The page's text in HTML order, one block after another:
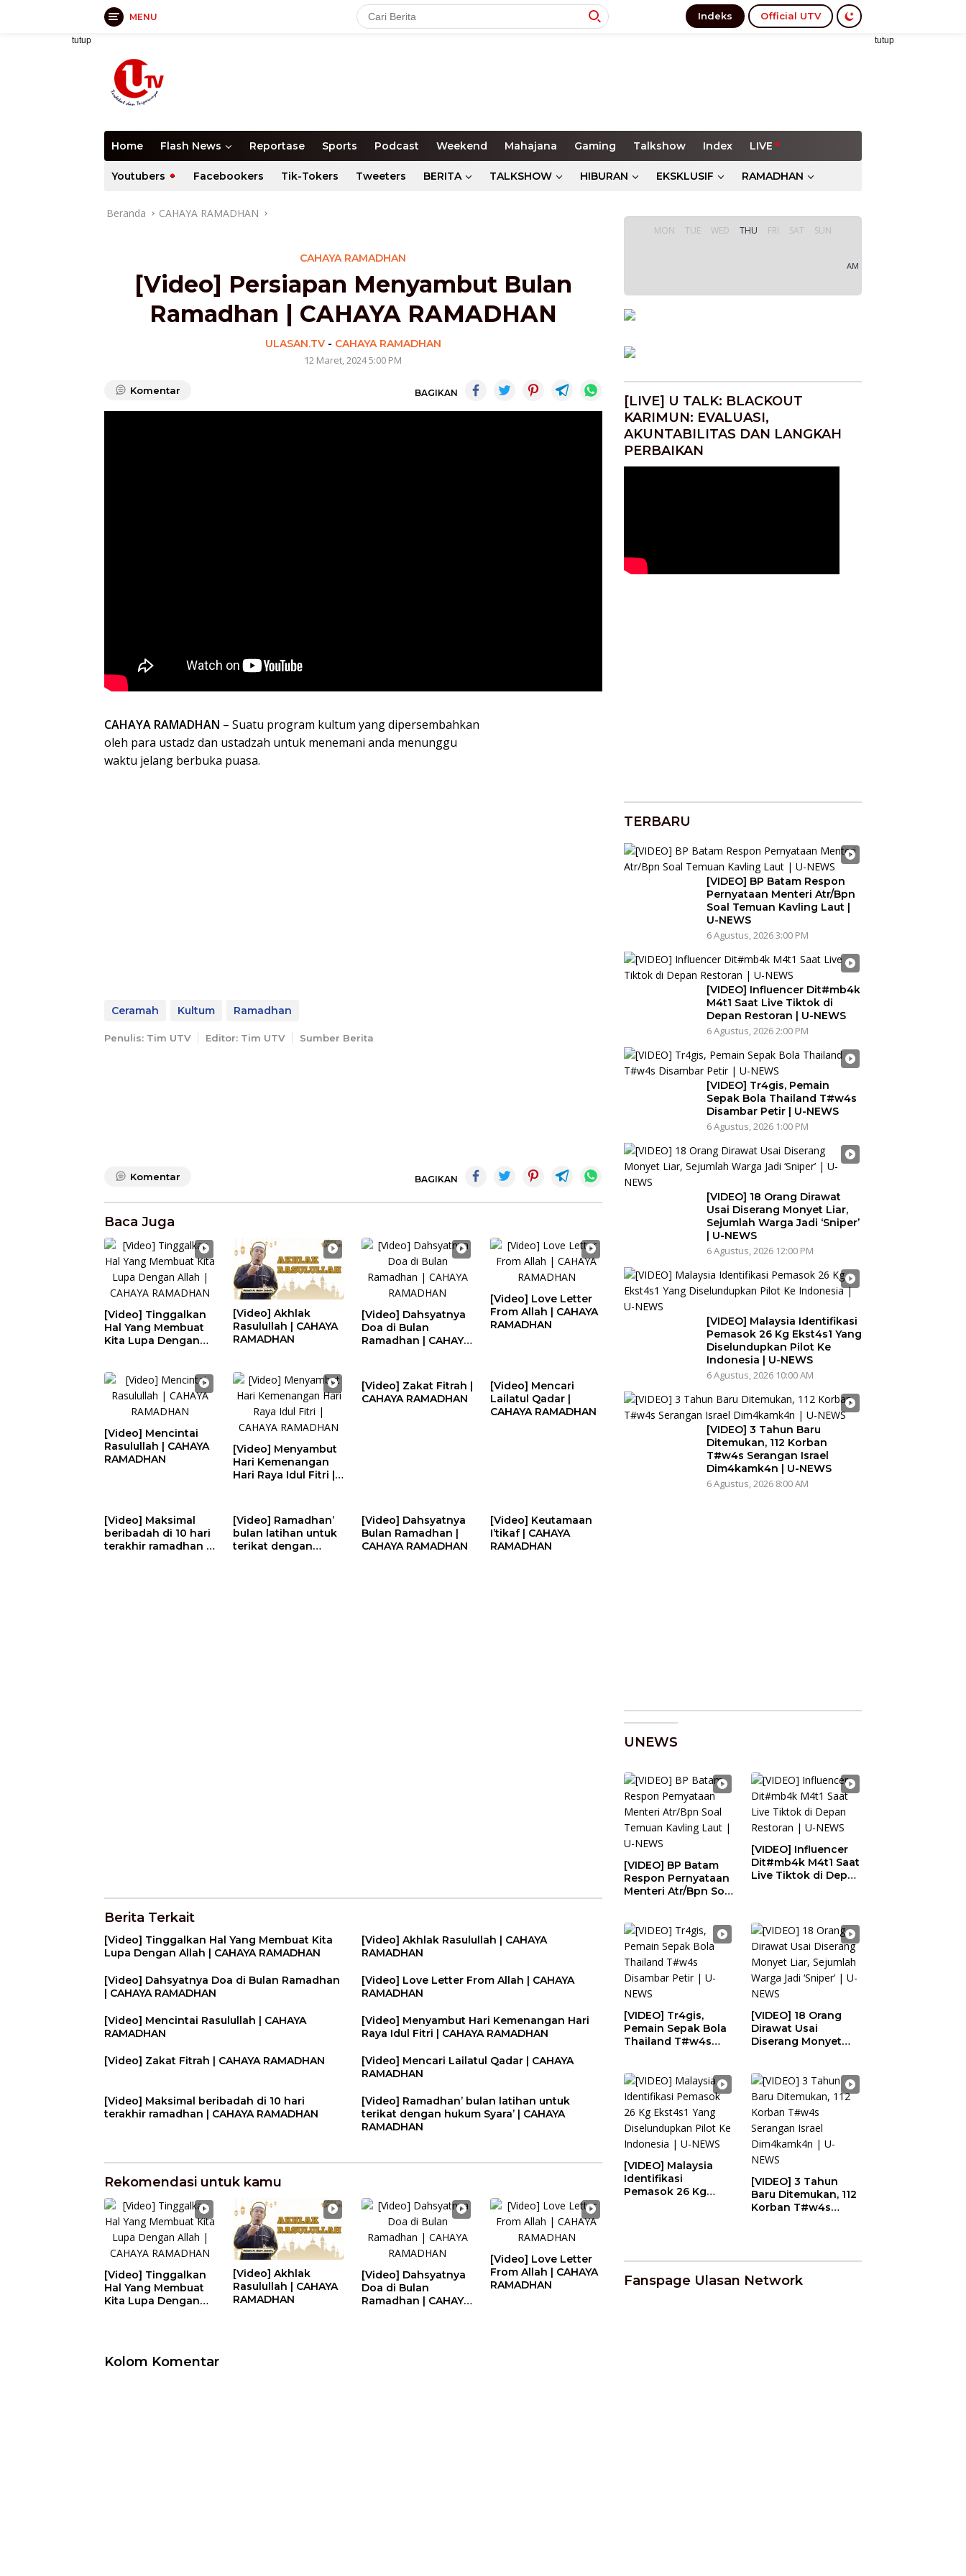
MENU Indeks Official UTV
tutup tutup
Home Flash News Reportase Sports Podcast Weekend Mahajana Gaming Talkshow Index LIVE
Youtubers Facebookers Tik-Tokers Tweeters BERITA TALKSHOW HIBURAN EKSKLUSIF RAMADHAN
Beranda CAHAYA RAMADHAN
CAHAYA RAMADHAN
[Video] Persiapan Menyambut Bulan
Ramadhan | CAHAYA RAMADHAN
ULASAN.TV- CAHAYA RAMADHAN
12 Maret, 2024 5:00 PM
Komentar BAGIKAN
CAHAYA RAMADHAN – Suatu program kultum yang dipersembahkan
oleh para ustadz dan ustadzah untuk menemani anda menunggu
waktu jelang berbuka puasa.
Ceramah Kultum Ramadhan
Penulis: Tim UTV Editor: Tim UTV Sumber Berita
Komentar BAGIKAN
Baca Juga
[Video] Tinggalkan
Hal Yang Membuat
Kita Lupa Dengan
[Video] Akhlak
Rasulullah | CAHAYA
RAMADHAN
[Video] Dahsyatnya
Doa di Bulan
Ramadhan | CAHAYA
[Video] Love Letter
From Allah | CAHAYA
RAMADHAN
[Video] Mencintai
Rasulullah | CAHAYA
RAMADHAN
[Video] Menyambut
Hari Kemenangan
Hari Raya Idul Fitri |
[Video] Zakat Fitrah |
CAHAYA RAMADHAN
[Video] Mencari
Lailatul Qadar |
CAHAYA RAMADHAN
[Video] Maksimal
beribadah di 10 hari
terakhir ramadhan |
[Video] Ramadhan’
bulan latihan untuk
terikat dengan
[Video] Dahsyatnya
Bulan Ramadhan |
CAHAYA RAMADHAN
[Video] Keutamaan
I’tikaf | CAHAYA
RAMADHAN
Berita Terkait
[Video] Tinggalkan Hal Yang Membuat Kita
Lupa Dengan Allah | CAHAYA RAMADHAN
[Video] Akhlak Rasulullah | CAHAYA
RAMADHAN
[Video] Dahsyatnya Doa di Bulan Ramadhan
| CAHAYA RAMADHAN
[Video] Love Letter From Allah | CAHAYA
RAMADHAN
[Video] Mencintai Rasulullah | CAHAYA
RAMADHAN
[Video] Menyambut Hari Kemenangan Hari
Raya Idul Fitri | CAHAYA RAMADHAN
[Video] Zakat Fitrah | CAHAYA RAMADHAN
[Video] Mencari Lailatul Qadar | CAHAYA
RAMADHAN
[Video] Maksimal beribadah di 10 hari
terakhir ramadhan | CAHAYA RAMADHAN
[Video] Ramadhan’ bulan latihan untuk
terikat dengan hukum Syara’ | CAHAYA
RAMADHAN
Rekomendasi untuk kamu
[Video] Tinggalkan
Hal Yang Membuat
Kita Lupa Dengan
[Video] Akhlak
Rasulullah | CAHAYA
RAMADHAN
[Video] Dahsyatnya
Doa di Bulan
Ramadhan | CAHAYA
[Video] Love Letter
From Allah | CAHAYA
RAMADHAN
Kolom Komentar
MON TUE WED THU FRI SAT SUN
AM
[LIVE] U TALK: BLACKOUT
KARIMUN: EVALUASI,
AKUNTABILITAS DAN LANGKAH
PERBAIKAN
TERBARU
[VIDEO] BP Batam Respon
Pernyataan Menteri Atr/Bpn
Soal Temuan Kavling Laut |
U-NEWS
6 Agustus, 2026 3:00 PM
[VIDEO] Influencer Dit#mb4k
M4t1 Saat Live Tiktok di
Depan Restoran | U-NEWS
6 Agustus, 2026 2:00 PM
[VIDEO] Tr4gis, Pemain
Sepak Bola Thailand T#w4s
Disambar Petir | U-NEWS
6 Agustus, 2026 1:00 PM
[VIDEO] 18 Orang Dirawat
Usai Diserang Monyet Liar,
Sejumlah Warga Jadi ‘Sniper’
| U-NEWS
6 Agustus, 2026 12:00 PM
[VIDEO] Malaysia Identifikasi
Pemasok 26 Kg Ekst4s1 Yang
Diselundupkan Pilot Ke
Indonesia | U-NEWS
6 Agustus, 2026 10:00 AM
[VIDEO] 3 Tahun Baru
Ditemukan, 112 Korban
T#w4s Serangan Israel
Dim4kamk4n | U-NEWS
6 Agustus, 2026 8:00 AM
UNEWS
[VIDEO] BP Batam
Respon Pernyataan
Menteri Atr/Bpn Soal
[VIDEO] Influencer
Dit#mb4k M4t1 Saat
Live Tiktok di Depan
[VIDEO] Tr4gis,
Pemain Sepak Bola
Thailand T#w4s
[VIDEO] 18 Orang
Dirawat Usai
Diserang Monyet
U-NEWS
[VIDEO] Malaysia
Identifikasi
Pemasok 26 Kg
[VIDEO] 3 Tahun
Baru Ditemukan, 112
Korban T#w4s
Fanspage Ulasan Network